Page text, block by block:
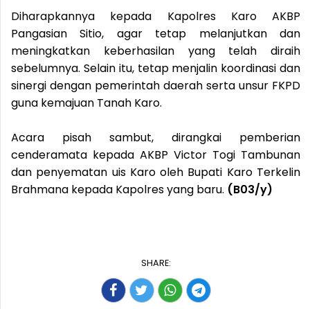
Diharapkannya kepada Kapolres Karo AKBP
Pangasian Sitio, agar tetap melanjutkan dan
meningkatkan keberhasilan yang telah diraih
sebelumnya. Selain itu, tetap menjalin koordinasi dan
sinergi dengan pemerintah daerah serta unsur FKPD
guna kemajuan Tanah Karo.
Acara pisah sambut, dirangkai pemberian
cenderamata kepada AKBP Victor Togi Tambunan
dan penyematan uis Karo oleh Bupati Karo Terkelin
Brahmana kepada Kapolres yang baru. (B03/y)
SHARE: